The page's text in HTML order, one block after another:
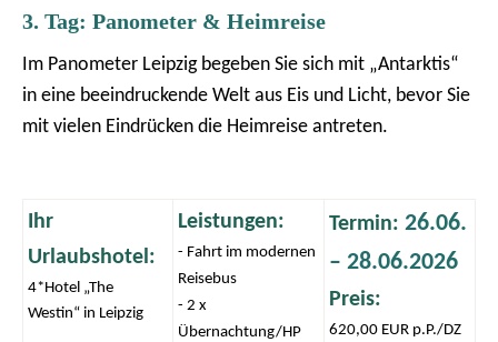
3. Tag: Panometer & Heimreise
Im Panometer Leipzig begeben Sie sich mit „Antarktis“
in eine beeindruckende Welt aus Eis und Licht, bevor Sie
mit vielen Eindrücken die Heimreise antreten.
Ihr
Urlaubshotel:
4*Hotel „The
Westin“ in Leipzig
Leistungen:
- Fahrt im modernen
Reisebus
- 2 x
Übernachtung/HP
Termin: 26.06.
– 28.06.2026
Preis:
620,00 EUR p.P./DZ